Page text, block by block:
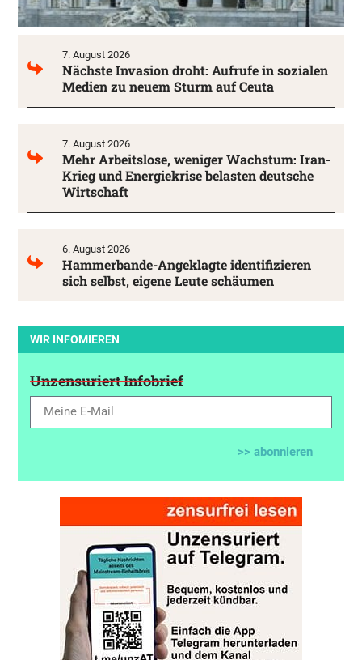
7. August 2026
Nächste Invasion droht: Aufrufe in sozialen
Medien zu neuem Sturm auf Ceuta
7. August 2026
Mehr Arbeitslose, weniger Wachstum: Iran-
Krieg und Energiekrise belasten deutsche
Wirtschaft
6. August 2026
Hammerbande-Angeklagte identifizieren
sich selbst, eigene Leute schäumen
WIR INFOMIEREN
Unzensuriert Infobrief
>> abonnieren